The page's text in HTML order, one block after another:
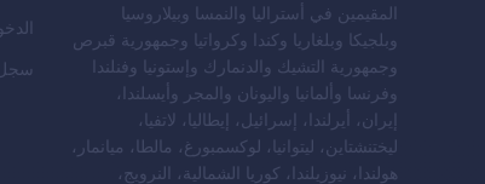
المقيمين في أستراليا والنمسا وبيلاروسيا
وبلجيكا وبلغاريا وكندا وكرواتيا وجمهورية قبرص
وجمهورية التشيك والدنمارك وإستونيا وفنلندا
وفرنسا وألمانيا واليونان والمجر وأيسلندا،
إيران، أيرلندا، إسرائيل، إيطاليا، لاتفيا،
ليختنشتاين، ليتوانيا، لوكسمبورغ، مالطا، ميانمار،
هولندا، نيوزيلندا، كوريا الشمالية، النرويج،